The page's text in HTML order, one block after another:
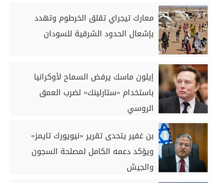
معارك تيجراي تقلق الخرطوم وتهدد
بإشعال الحدود الشرقية للسودان
إيلون ماسك يرفض السماح لأوكرانيا
باستخدام «ستارلينك» لضرب العمق
الروسي
بن غفير يتحدى تقرير «نيويورك تايمز»
ويؤكد دعمه الكامل لمصلحة السجون
والجيش